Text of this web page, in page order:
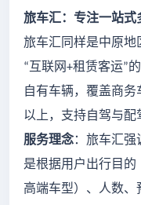
旅车汇：专注一站式
旅车汇同样是中原地
“互联网+租赁客运”
自有车辆，覆盖商
以上，支持自驾与配
服务理念：旅车汇强
是根据用户出行目
高端车型）、人数